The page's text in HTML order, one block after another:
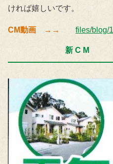
ければ嬉しいです。
CM動画 →→ files/blog/
新 C M